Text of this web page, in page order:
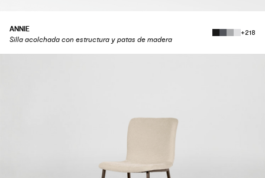
ANNIE
Silla acolchada con estructura y patas de madera
+218